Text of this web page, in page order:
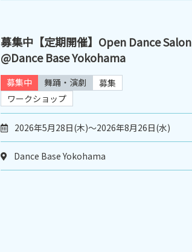
募集中【定期開催】Open Dance Salon
@Dance Base Yokohama
募集中 舞踊・演劇
募集
ワークショップ
2026年5月28日(木)～2026年8月26日(水)
Dance Base Yokohama